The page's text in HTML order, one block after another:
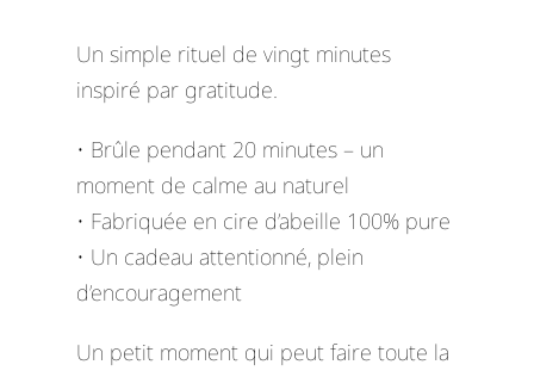
Un simple rituel de vingt minutes
inspiré par gratitude.
• Brûle pendant 20 minutes – un
moment de calme au naturel
• Fabriquée en cire d’abeille 100% pure
• Un cadeau attentionné, plein
d’encouragement
Un petit moment qui peut faire toute la